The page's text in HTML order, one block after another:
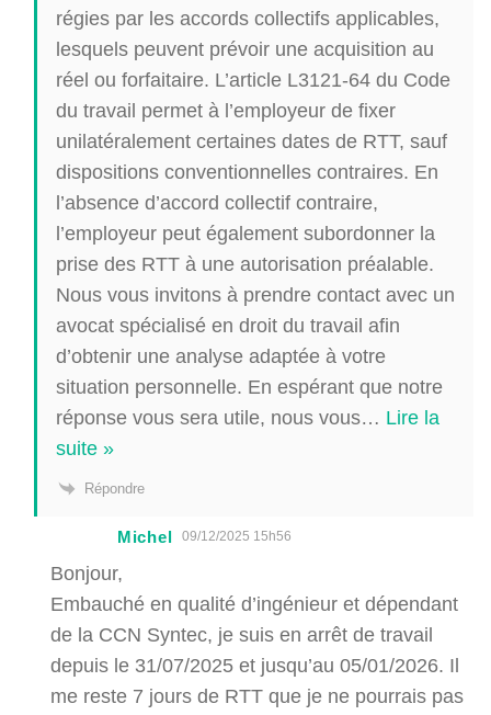
régies par les accords collectifs applicables,
lesquels peuvent prévoir une acquisition au
réel ou forfaitaire. L’article L3121-64 du Code
du travail permet à l’employeur de fixer
unilatéralement certaines dates de RTT, sauf
dispositions conventionnelles contraires. En
l’absence d’accord collectif contraire,
l’employeur peut également subordonner la
prise des RTT à une autorisation préalable.
Nous vous invitons à prendre contact avec un
avocat spécialisé en droit du travail afin
d’obtenir une analyse adaptée à votre
situation personnelle. En espérant que notre
réponse vous sera utile, nous vous… Lire la
suite »
Répondre
Michel 09/12/2025 15h56
Bonjour,
Embauché en qualité d’ingénieur et dépendant
de la CCN Syntec, je suis en arrêt de travail
depuis le 31/07/2025 et jusqu’au 05/01/2026. Il
me reste 7 jours de RTT que je ne pourrais pas